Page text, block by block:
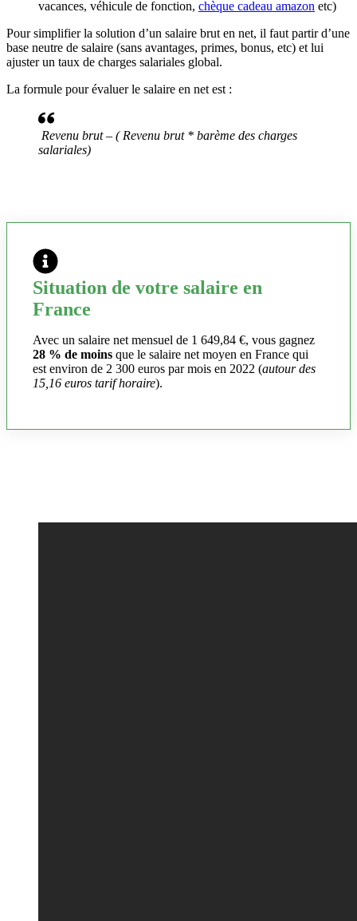
vacances, véhicule de fonction, chèque cadeau amazon etc)
Pour simplifier la solution d’un salaire brut en net, il faut partir d’une
base neutre de salaire (sans avantages, primes, bonus, etc) et lui
ajuster un taux de charges salariales global.
La formule pour évaluer le salaire en net est :
Revenu brut – ( Revenu brut * barème des charges
salariales)
Situation de votre salaire en
France
Avec un salaire net mensuel de 1 649,84 €, vous gagnez
28 % de moins que le salaire net moyen en France qui
est environ de 2 300 euros par mois en 2022 (autour des
15,16 euros tarif horaire).